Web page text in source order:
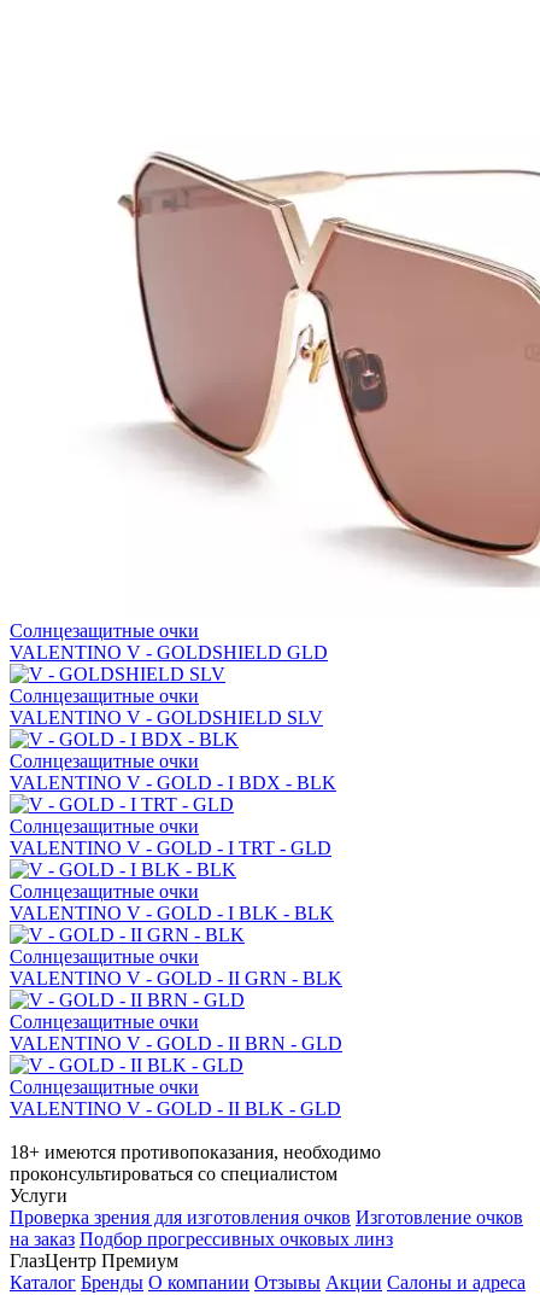
Солнцезащитные очки
VALENTINO V - GOLDSHIELD GLD
Солнцезащитные очки
VALENTINO V - GOLDSHIELD SLV
Солнцезащитные очки
VALENTINO V - GOLD - I BDX - BLK
Солнцезащитные очки
VALENTINO V - GOLD - I TRT - GLD
Солнцезащитные очки
VALENTINO V - GOLD - I BLK - BLK
Солнцезащитные очки
VALENTINO V - GOLD - II GRN - BLK
Солнцезащитные очки
VALENTINO V - GOLD - II BRN - GLD
Солнцезащитные очки
VALENTINO V - GOLD - II BLK - GLD
18+ имеются противопоказания, необходимо
проконсультироваться со специалистом
Услуги
Проверка зрения для изготовления очков Изготовление очков
на заказ Подбор прогрессивных очковых линз
ГлазЦентр Премиум
Каталог Бренды О компании Отзывы Акции Салоны и адреса